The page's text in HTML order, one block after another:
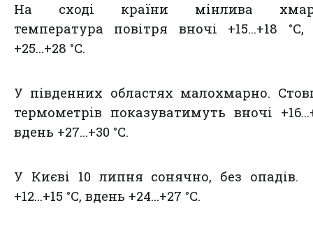
На сході країни мінлива
температура повітря вночі +15...+18 °С,
+25...+28 °С.
У південних областях малохмарно.
термометрів показуватимуть вночі
вдень +27...+30 °С.
У Києві 10 липня сонячно, без опадів.
+12...+15 °С, вдень +24...+27 °С.